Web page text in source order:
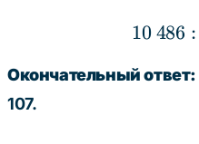
10 486 :
Окончательный ответ:
107.